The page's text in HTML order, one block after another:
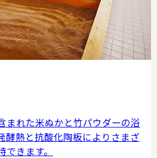
まれた米ぬかと竹パウダーの浴
酵熱と抗酸化陶板によりさまざ
きます。